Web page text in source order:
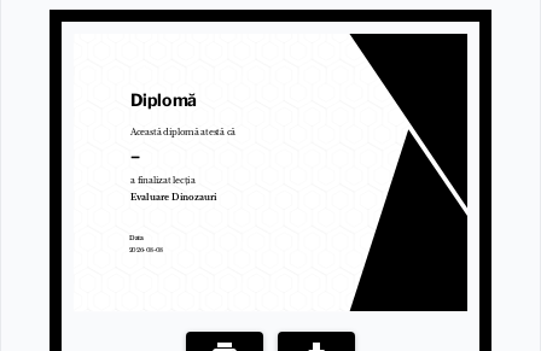
Diplomă
Această diplomă atestă că
–
a finalizat lecția
Evaluare Dinozauri
Data
2026-08-08